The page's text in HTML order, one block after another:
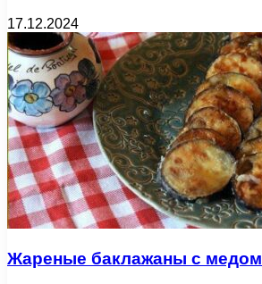
17.12.2024
Жареные баклажаны с медом